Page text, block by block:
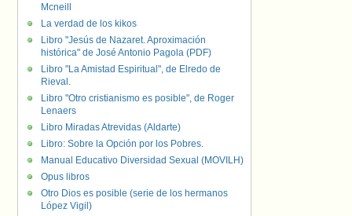
Mcneill
La verdad de los kikos
Libro "Jesús de Nazaret. Aproximación
histórica" de José Antonio Pagola (PDF)
Libro "La Amistad Espiritual", de Elredo de
Rieval.
Libro "Otro cristianismo es posible", de Roger
Lenaers
Libro Miradas Atrevidas (Aldarte)
Libro: Sobre la Opción por los Pobres.
Manual Educativo Diversidad Sexual (MOVILH)
Opus libros
Otro Dios es posible (serie de los hermanos
López Vigil)